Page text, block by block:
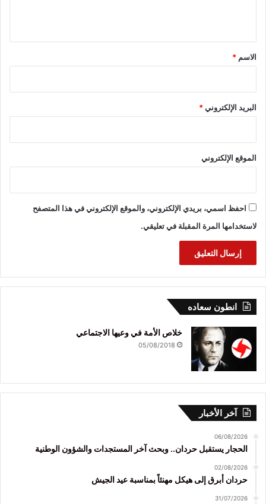
*
الاسم *
البريد الإلكتروني*
الموقع الإلكتروني
احفظ اسمي، بريدي الإلكتروني، والموقع الإلكتروني في هذا المتصفح
لاستخدامها المرة المقبلة في تعليقي.
انطون سعاده
خلاص الأمة في وعيها الاجتماعي
05/08/2018
آخر الأخبار
06/08/2026
الحجار يستقبل حردان.. وبحث آخر المستجدات والشؤون الوطنية
02/08/2026
حردان أبرق إلى هيكل مهنئاً بمناسبة عيد الجيش
31/07/2026